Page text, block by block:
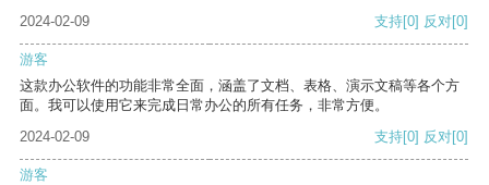
2024-02-09
支持[0] 反对[0]
游客
这款办公软件的功能非常全面，涵盖了文档、表格、演示文稿等各个方
面。我可以使用它来完成日常办公的所有任务，非常方便。
2024-02-09
支持[0] 反对[0]
游客